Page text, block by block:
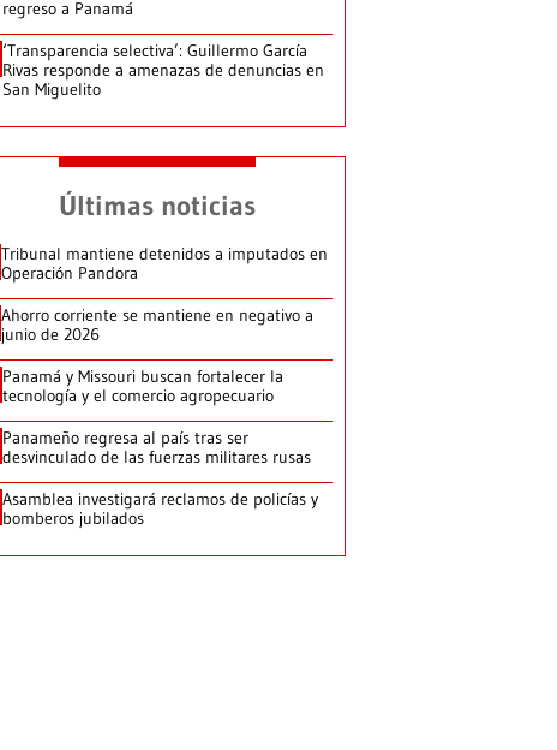
regreso a Panamá
‘Transparencia selectiva’: Guillermo García
Rivas responde a amenazas de denuncias en
San Miguelito
Últimas noticias
Tribunal mantiene detenidos a imputados en
Operación Pandora
Ahorro corriente se mantiene en negativo a
junio de 2026
Panamá y Missouri buscan fortalecer la
tecnología y el comercio agropecuario
Panameño regresa al país tras ser
desvinculado de las fuerzas militares rusas
Asamblea investigará reclamos de policías y
bomberos jubilados